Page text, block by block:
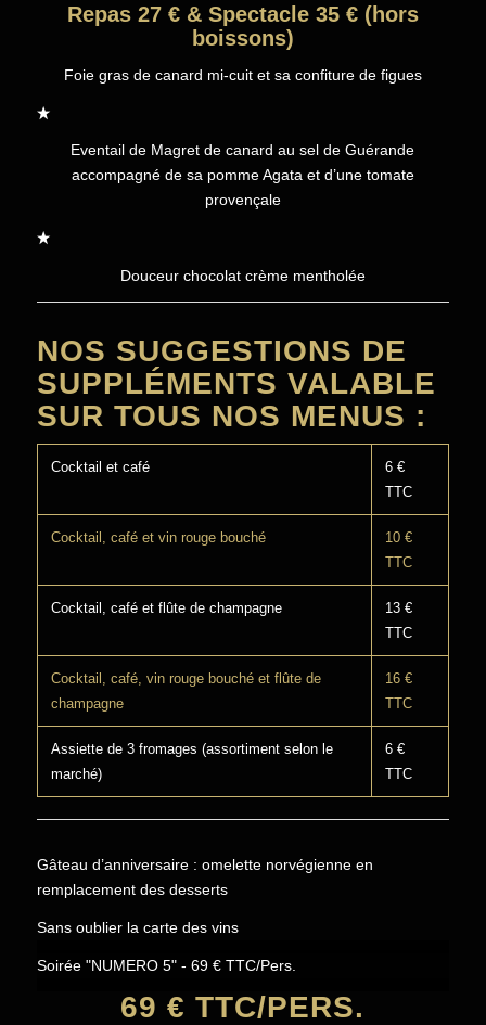
Repas 27 € & Spectacle 35 € (hors
boissons)
Foie gras de canard mi-cuit et sa confiture de figues
Eventail de Magret de canard au sel de Guérande
accompagné de sa pomme Agata et d’une tomate
provençale
Douceur chocolat crème mentholée
NOS SUGGESTIONS DE
SUPPLÉMENTS VALABLE
SUR TOUS NOS MENUS :
Cocktail et café
6 €
TTC
Cocktail, café et vin rouge bouché
10 €
TTC
Cocktail, café et flûte de champagne
13 €
TTC
Cocktail, café, vin rouge bouché et flûte de
champagne
16 €
TTC
Assiette de 3 fromages (assortiment selon le
marché)
6 €
TTC
Gâteau d’anniversaire : omelette norvégienne en
remplacement des desserts
Sans oublier la carte des vins
Soirée "NUMERO 5" - 69 € TTC/Pers.
69 € TTC/PERS.